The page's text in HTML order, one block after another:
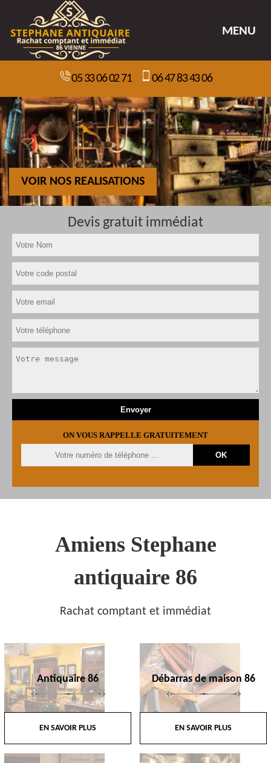
MENU
05 33 06 02 71 06 47 83 43 06
VOIR NOS REALISATIONS
Devis gratuit immédiat
ON VOUS RAPPELLE GRATUITEMENT
Amiens Stephane
antiquaire 86
Rachat comptant et immédiat
Antiquaire 86
EN SAVOIR PLUS
Débarras de maison 86
EN SAVOIR PLUS